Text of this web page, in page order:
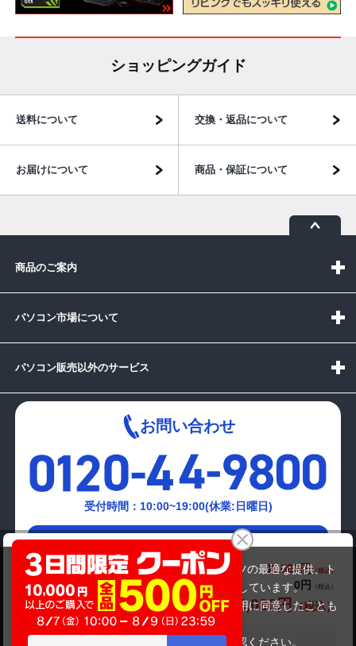
商品価格(税込) 36,080円
オプション小計価格(税込)
0円
商品合計価格(税込)
36,080円
ショッピングガイド
送料について 交換・返品について
お届けについて 商品・保証について
商品のご案内
パソコン市場について
パソコン販売以外のサービス
お問い合わせ
受付時間：10:00~19:00(休業:日曜日)
メールでの
お問い合わせはこちら
当サイトでは利用体験の向上およびコンテンツの最適な提供、ト
ラフィックの分析を目的としてCookieを使用しています。
サイトの閲覧を継続された場合、Cookieの利用に同意したことも
のといたします。
をご確認ください。